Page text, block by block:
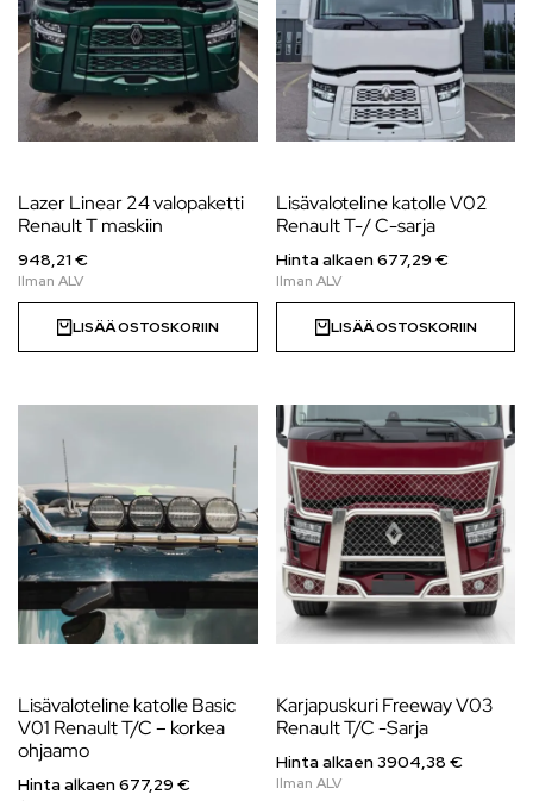
Lazer Linear 24 valopaketti
Renault T maskiin
948,21 €
LISÄÄ OSTOSKORIIN
Lisävaloteline katolle V02
Renault T-/ C-sarja
Hinta alkaen677,29 €
LISÄÄ OSTOSKORIIN
Lisävaloteline katolle Basic
V01 Renault T/C – korkea
ohjaamo
Hinta alkaen677,29 €
Karjapuskuri Freeway V03
Renault T/C -Sarja
Hinta alkaen3904,38 €